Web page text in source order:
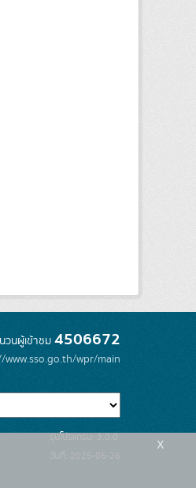
วนผู้เข้าชม 4506672
wpr/main
รุ่นโปรแกรม: 3.0.0
วันที่: 2025-06-26
x